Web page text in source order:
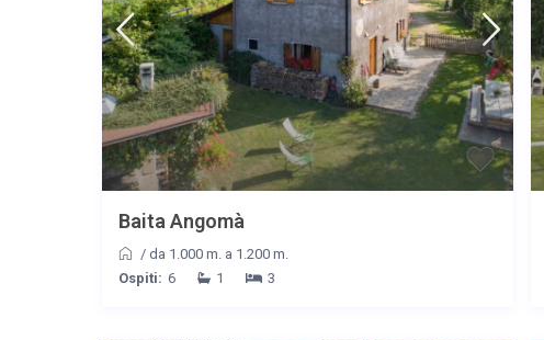
Baita Angomà
/ da 1.000 m. a 1.200 m.
Ospiti: 6 1 3